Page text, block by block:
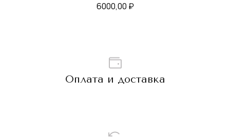
6000,00 ₽
Оплата и доставка